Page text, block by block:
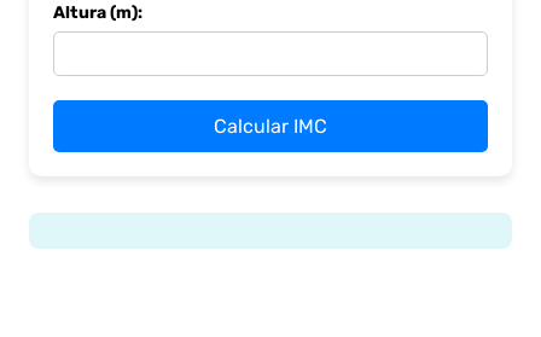
Altura (m):
Calcular IMC